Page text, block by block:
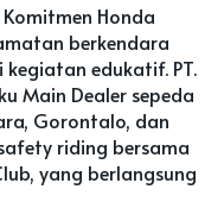
Honda
berkendara
edukatif. PT.
Main Dealer sepeda
Gorontalo, dan
riding bersama
yang berlangsung